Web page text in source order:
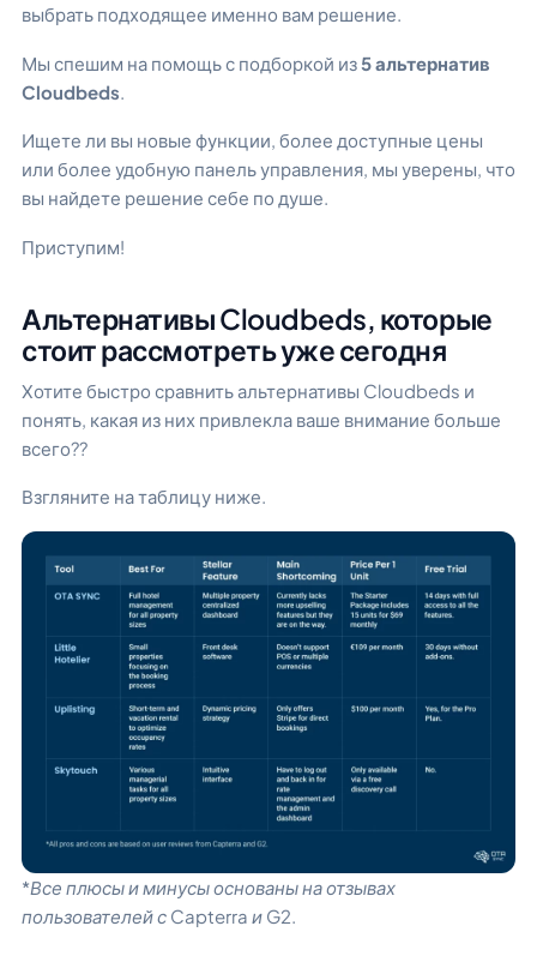
выбрать подходящее именно вам решение.
Мы спешим на помощь с подборкой из5 альтернатив
Cloudbeds.
Ищете ли вы новые функции, более доступные цены
или более удобную панель управления, мы уверены, что
вы найдете решение себе по душе.
Приступим!
Альтернативы Cloudbeds, которые
стоит рассмотреть уже сегодня
Хотите быстро сравнить альтернативы Cloudbeds и
понять, какая из них привлекла ваше внимание больше
всего??
Взгляните на таблицу ниже.
*Все плюсы и минусы основаны на отзывах
пользователей с Capterra и G2.